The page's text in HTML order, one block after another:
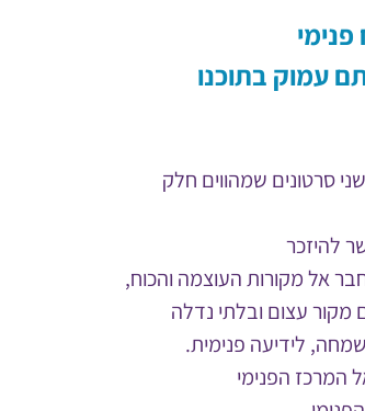
עמוק בתוכנו
סרטונים שמהווים חלק
להיזכר
אל מקורות העוצמה והכוח,
מקור עצום ובלתי נדלה
לידיעה פנימית.
המרכז הפנימי